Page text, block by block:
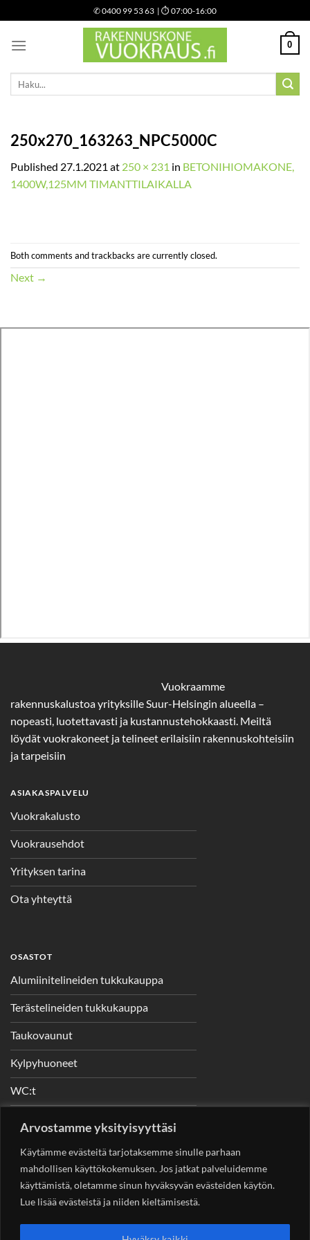
Arvostamme yksityisyyttäsi
Käytämme evästeitä tarjotaksemme sinulle parhaan
mahdollisen käyttökokemuksen. Jos jatkat palveluidemme
käyttämistä, oletamme sinun hyväksyvän evästeiden käytön.
Lue lisää evästeistä ja niiden kieltämisestä.
to
content
✆0400 99 53 63 | ⏱ 07:00-16:00
0
Etsi:
250x270_163263_NPC5000C
Published 27.1.2021 at 250 × 231 in BETONIHIOMAKONE,
1400W,125MM TIMANTTILAIKALLA
Both comments and trackbacks are currently closed.
Next →
Vuokraamme
rakennuskalustoa yrityksille Suur-Helsingin alueella –
nopeasti, luotettavasti ja kustannustehokkaasti. Meiltä
löydät vuokrakoneet ja telineet erilaisiin rakennuskohteisiin
ja tarpeisiin
ASIAKASPALVELU
Vuokrakalusto
Vuokrausehdot
Yrityksen tarina
Ota yhteyttä
OSASTOT
Alumiinitelineiden tukkukauppa
Terästelineiden tukkukauppa
Taukovaunut
Kylpyhuoneet
WC:t
Nostimet
YHTEYSTIEDOT
Helsingin Rakennuskonevuokraus OySotungintie 449,